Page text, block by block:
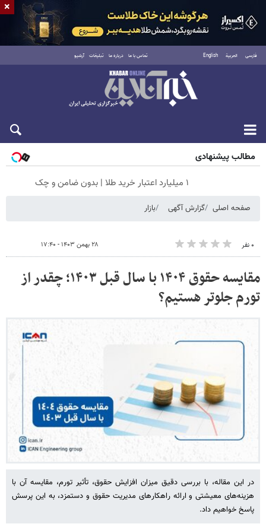
فارسی العربية English تماس با ما درباره ما تبلیغات آرشیو
جمعه ۱۶ مرداد ۱۴۰۵
مطالب پیشنهادی
۱ میلیارد اعتبار خرید طلا | بدون ضامن و چک
صفحه اصلی گزارش آگهی بازار
۰ نفر ۲۸ بهمن ۱۴۰۳ - ۱۷:۴۰
مقایسه حقوق ۱۴۰۴ با سال قبل ۱۴۰۳؛ چقدر از
تورم جلوتر هستیم؟
در این مقاله، با بررسی دقیق میزان افزایش حقوق، تأثیر تورم، مقایسه آن با
هزینه‌های معیشتی و ارائه راهکارهای مدیریت حقوق و دستمزد، به این پرسش
پاسخ خواهیم داد.
×